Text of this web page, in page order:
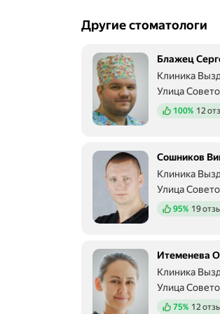
Другие стоматологи
Блажец
Клиника
Улица
100% 12
Сошников
Клиника
Улица
95% 19
Итеменева
Клиника
Улица
75% 12